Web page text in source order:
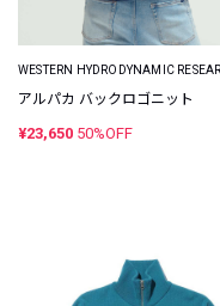
WESTERN HYDRODYNAMIC
アルパカ バックロゴニット
¥23,650 50%OFF